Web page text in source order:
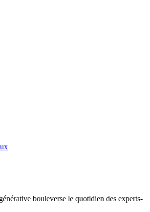
bouleverse le quotidien des experts-